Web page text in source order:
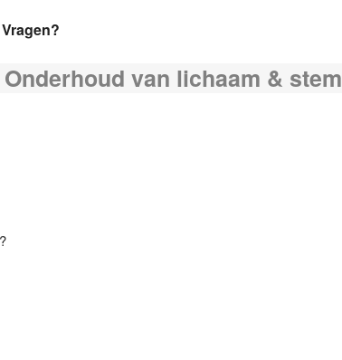
Vragen?
van lichaam & stem